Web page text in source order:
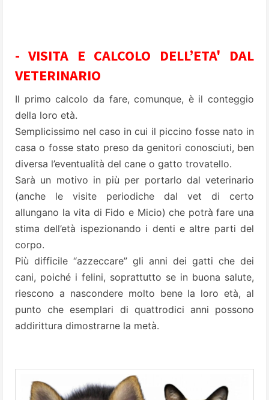
- VISITA E CALCOLO DELL’ETA' DAL
VETERINARIO
Il primo calcolo da fare, comunque, è il conteggio
della loro età.
Semplicissimo nel caso in cui il piccino fosse nato in
casa o fosse stato preso da genitori conosciuti, ben
diversa l’eventualità del cane o gatto trovatello.
Sarà un motivo in più per portarlo dal veterinario
(anche le visite periodiche dal vet di certo
allungano la vita di Fido e Micio) che potrà fare una
stima dell’età ispezionando i denti e altre parti del
corpo.
Più difficile “azzeccare” gli anni dei gatti che dei
cani, poiché i felini, soprattutto se in buona salute,
riescono a nascondere molto bene la loro età, al
punto che esemplari di quattrodici anni possono
addirittura dimostrarne la metà.